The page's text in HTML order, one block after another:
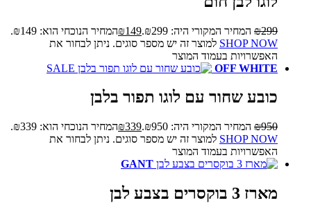
₪299 המחיר המקורי היה: ₪299. ₪149
המחיר הנוכחי הוא: ₪149.
SHOP NOW למוצר זה יש מספר סוגים. ניתן לבחור את
האפשרויות בעמוד המוצר
SALE
OFF WHITE
כובע שחור עם לוגו תפור בלבן
₪950 המחיר המקורי היה: ₪950. ₪339
המחיר הנוכחי הוא: ₪339.
SHOP NOW למוצר זה יש מספר סוגים. ניתן לבחור את
האפשרויות בעמוד המוצר
GANT
מארז 3 בוקסרים בצבע לבן